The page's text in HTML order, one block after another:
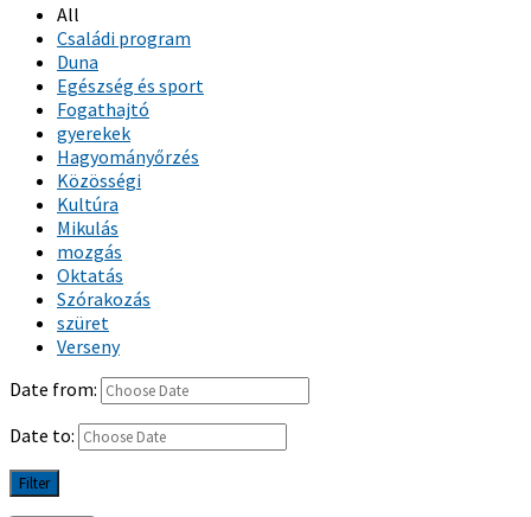
All
Családi program
Duna
Egészség és sport
Fogathajtó
gyerekek
Hagyományőrzés
Közösségi
Kultúra
Mikulás
mozgás
Oktatás
Szórakozás
szüret
Verseny
Date from:
Date to:
Filter